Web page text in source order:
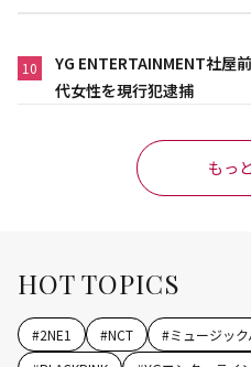
10
YG ENTERTAINMENT社
代女性を現行犯逮捕
もっ
HOT TOPICS
#2NE1 #NCT #ミュージッ